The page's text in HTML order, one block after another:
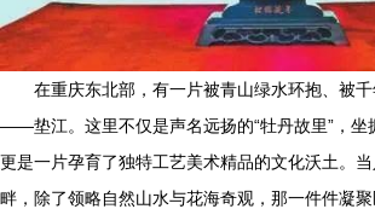
在重庆东北部，有一片被青山绿水环抱、被
——垫江。这里不仅是声名远扬的“牡丹故里”，坐
更是一片孕育了独特工艺美术精品的文化沃土。
畔，除了领略自然山水与花海奇观，那一件件凝